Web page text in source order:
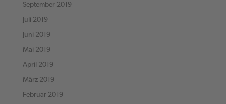
September 2019
Juli 2019
Juni 2019
Mai 2019
April 2019
März 2019
Februar 2019